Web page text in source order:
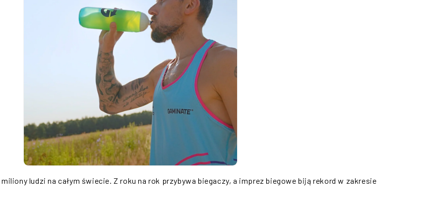
ludzi na całym świecie. Z roku na rok przybywa biegaczy, a imprez biegowe biją rekord w zakresie